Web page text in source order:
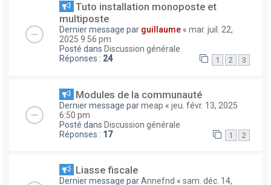
Tuto installation monoposte et
multiposte
Dernier message par guillaume « mar. juil. 22,
2025 9:56 pm
Posté dans Discussion générale
Réponses : 24 1 2 3
Modules de la communauté
Dernier message parmeap « jeu. févr. 13, 2025
6:50 pm
Posté dans Discussion générale
Réponses : 17 1 2
Liasse fiscale
Dernier message parAnnefnd « sam. déc. 14,